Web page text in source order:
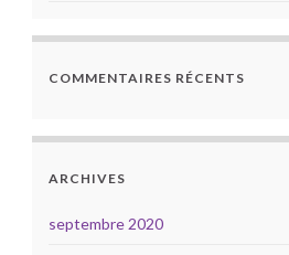
COMMENTAIRES RÉCENTS
ARCHIVES
septembre 2020